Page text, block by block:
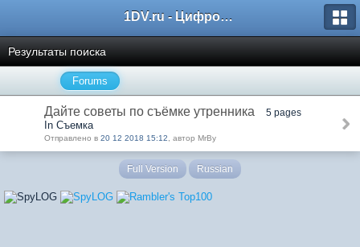
1DV.ru - Цифровое видео
Результаты поиска
Forums
Дайте советы по съёмке утренника 5 pages
In Съемка
Отправлено в 20 12 2018 15:12 , автор MrBy
Full Version Russian